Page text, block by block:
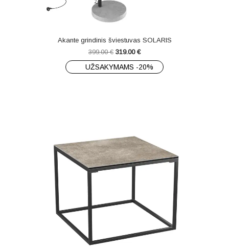
Akante grindinis šviestuvas SOLARIS
399.00€ 319.00 €
UŽSAKYMAMS -20%